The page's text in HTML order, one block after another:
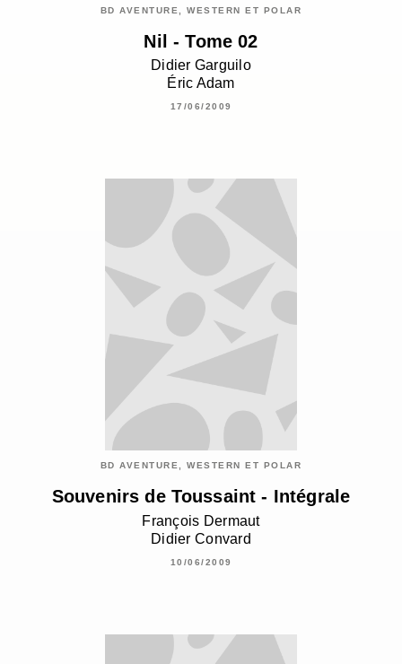
BD AVENTURE, WESTERN ET POLAR
Nil - Tome 02
Didier Garguilo
Éric Adam
17/06/2009
BD AVENTURE, WESTERN ET POLAR
Souvenirs de Toussaint - Intégrale
François Dermaut
Didier Convard
10/06/2009